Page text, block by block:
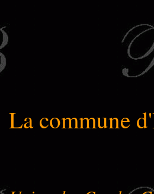
La commune d'